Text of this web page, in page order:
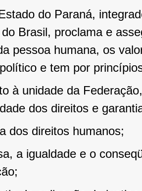
do Paraná,
Brasil, proclama e
pessoa humana, os
e tem por
à unidade da
dos direitos e
dos direitos humanos;
a igualdade e o